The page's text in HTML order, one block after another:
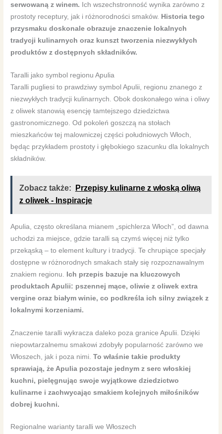
serwowaną z winem. Ich wszechstronność wynika zarówno z
prostoty receptury, jak i różnorodności smaków.
Historia tego
przysmaku doskonale obrazuje znaczenie lokalnych
tradycji kulinarnych oraz kunszt tworzenia niezwykłych
produktów z dostępnych składników.
Taralli jako symbol regionu Apulia
Taralli pugliesi to prawdziwy symbol Apulii, regionu znanego z
niezwykłych tradycji kulinarnych. Obok doskonałego wina i oliwy
z oliwek stanowią esencję tamtejszego dziedzictwa
gastronomicznego. Od pokoleń goszczą na stołach
mieszkańców tej malowniczej części południowych Włoch,
będąc przykładem prostoty i głębokiego szacunku dla lokalnych
składników.
Zobacz także:
Przepisy kulinarne z włoską oliwą
z oliwek - Inspiracje
Apulia, często określana mianem „spichlerza Włoch”, od dawna
uchodzi za miejsce, gdzie taralli są czymś więcej niż tylko
przekąską – to element kultury i tradycji. Te chrupiące specjały
dostępne w różnorodnych smakach stały się rozpoznawalnym
znakiem regionu. Ich przepis bazuje na kluczowych
produktach Apulii: pszennej mące, oliwie z oliwek extra
vergine oraz białym winie, co podkreśla ich silny związek z
lokalnymi korzeniami.
Znaczenie taralli wykracza daleko poza granice Apulii. Dzięki
niepowtarzalnemu smakowi zdobyły popularność zarówno we
Włoszech, jak i poza nimi.To właśnie takie produkty
sprawiają, że Apulia pozostaje jednym z serc włoskiej
kuchni, pielęgnując swoje wyjątkowe dziedzictwo
kulinarne i zachwycając smakiem kolejnych miłośników
dobrej kuchni.
Regionalne warianty taralli we Włoszech